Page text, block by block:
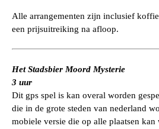
Alle arrangementen zijn inclusief
een prijsuitreiking na afloop.
Het Stadsbier Moord Mysterie
3 uur
Dit gps spel is kan overal worden
die in de grote steden van nederland
mobiele versie die op alle plaatsen kan